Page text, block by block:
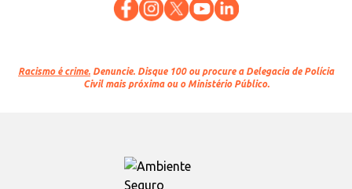
Racismo é crime. Denuncie. Disque 100 ou procure a Delegacia de Polícia
Civil mais próxima ou o Ministério Público.